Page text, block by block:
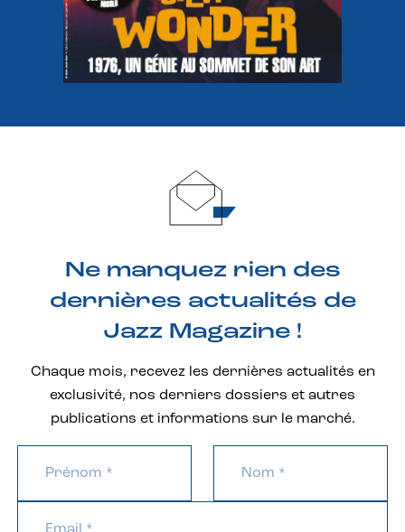
Ne manquez rien des
dernières actualités de
Jazz Magazine !
Chaque mois, recevez les dernières actualités en
exclusivité, nos derniers dossiers et autres
publications et informations sur le marché.